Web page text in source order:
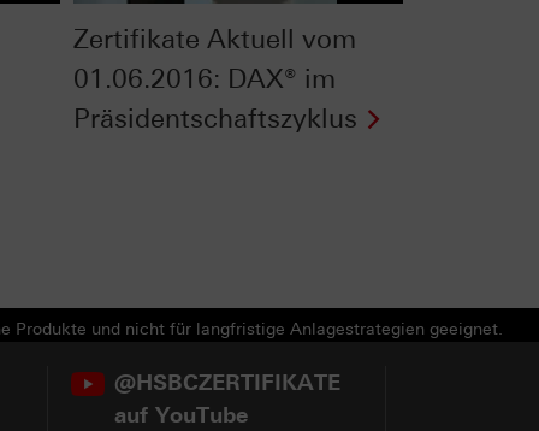
Zertifikate Aktuell vom
01.06.2016: DAX® im
Präsidentschaftszyklus
Produkte und nicht für langfristige Anlagestrategien geeignet.
@HSBCZERTIFIKATE
auf YouTube